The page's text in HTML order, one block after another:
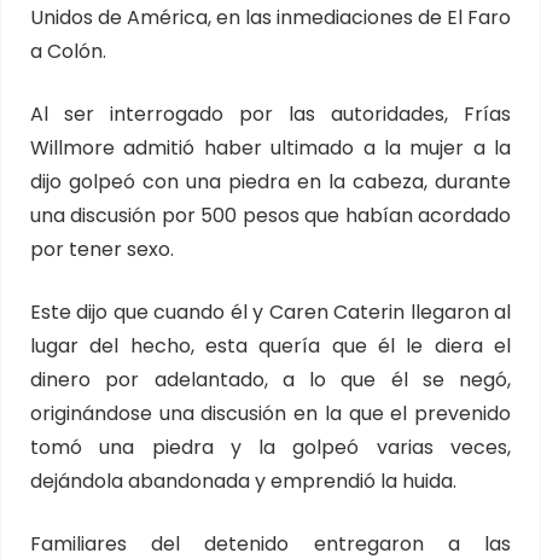
Unidos de América, en las inmediaciones de El Faro
a Colón.
Al ser interrogado por las autoridades, Frías
Willmore admitió haber ultimado a la mujer a la
dijo golpeó con una piedra en la cabeza, durante
una discusión por 500 pesos que habían acordado
por tener sexo.
Este dijo que cuando él y Caren Caterin llegaron al
lugar del hecho, esta quería que él le diera el
dinero por adelantado, a lo que él se negó,
originándose una discusión en la que el prevenido
tomó una piedra y la golpeó varias veces,
dejándola abandonada y emprendió la huida.
Familiares del detenido entregaron a las